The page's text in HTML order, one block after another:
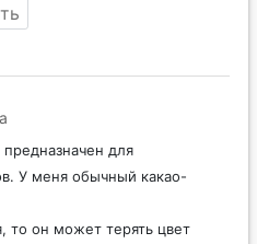
для
У меня обычный какао-
то он может терять цвет